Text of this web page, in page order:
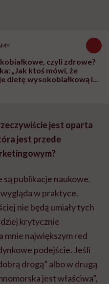
czyli zdrowe?
„Jak ktoś mówi, że
dietę wysokobiałkową i
jest oparta
jest przede
są publikacje naukowe.
w praktyce.
nie będą umiały tych
krytycznie
mnie największym red
podejście. Jeśli
drogą” albo w drugą
jest właściwa”,